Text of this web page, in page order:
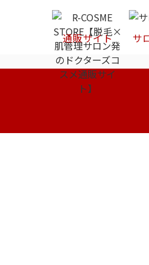
通販サイト サ